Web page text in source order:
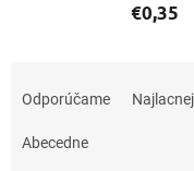
€0,35
Odporúčame
Abecedne